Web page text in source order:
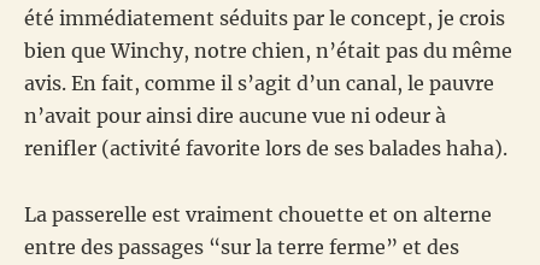
été immédiatement séduits par le concept, je crois
bien que Winchy, notre chien, n’était pas du même
avis. En fait, comme il s’agit d’un canal, le pauvre
n’avait pour ainsi dire aucune vue ni odeur à
renifler (activité favorite lors de ses balades haha).
La passerelle est vraiment chouette et on alterne
entre des passages “sur la terre ferme” et des